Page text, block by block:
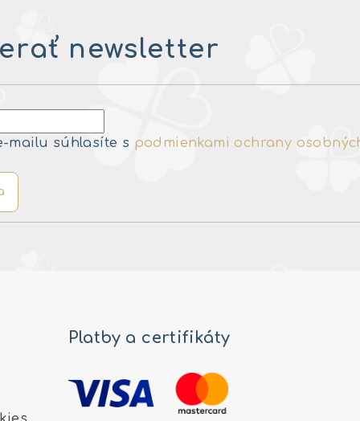
newsletter
mailu súhlasíte s podmienkami ochrany
Platby a certifikáty